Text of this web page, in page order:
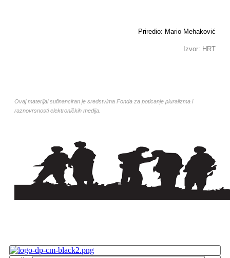
Priredio: Mario Mehaković
Izvor: HRT
Ovaj materijal sufinanciran je sredstvima Fonda za poticanje pluralizma i
raznovrsnosti elektroničkih medija.